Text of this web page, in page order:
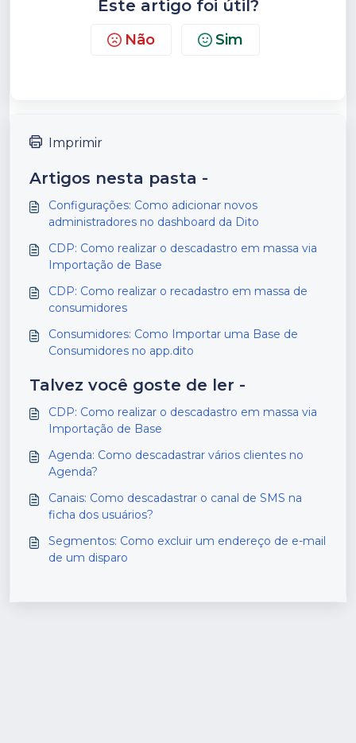
Este artigo foi útil?
Não Sim
Imprimir
Artigos nesta pasta -
Configurações: Como adicionar novos
administradores no dashboard da Dito
CDP: Como realizar o descadastro em massa via
Importação de Base
CDP: Como realizar o recadastro em massa de
consumidores
Consumidores: Como Importar uma Base de
Consumidores no app.dito
Talvez você goste de ler -
CDP: Como realizar o descadastro em massa via
Importação de Base
Agenda: Como descadastrar vários clientes no
Agenda?
Canais: Como descadastrar o canal de SMS na
ficha dos usuários?
Segmentos: Como excluir um endereço de e-mail
de um disparo